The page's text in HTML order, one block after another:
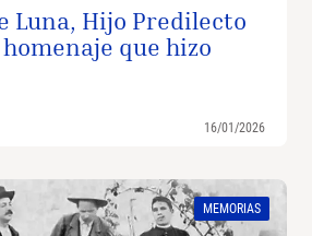
Luna, Hijo Predilecto
que hizo
16/01/2026
MEMORIAS